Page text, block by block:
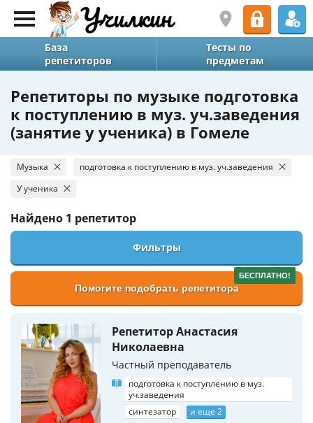
База
репетиторов
Тесты по
предметам
Репетиторы по музыке подготовка
к поступлению в муз. уч.заведения
(занятие у ученика) в Гомеле
Музыка
подготовка к поступлению в муз. уч.заведения
У ученика
Найдено 1 репетитор
Фильтры
БЕСПЛАТНО!
Помогите подобрать репетитора
Репетитор Анастасия
Николаевна
Частный преподаватель
подготовка к поступлению в муз.
уч.заведения
синтезатор
и еще 2